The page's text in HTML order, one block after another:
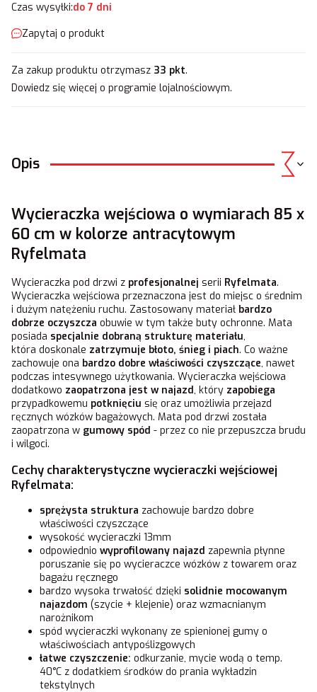
Czas wysyłki:do 7 dni
Zapytaj o produkt
Za zakup produktu otrzymasz 33 pkt.
Dowiedz się więcej o programie lojalnościowym.
Opis
Wycieraczka wejściowa o wymiarach 85 x
60 cm w kolorze antracytowym
Ryfelmata
Wycieraczka pod drzwi z profesjonalnej serii Ryfelmata.
Wycieraczka wejściowa przeznaczona jest do miejsc o średnim
i dużym natężeniu ruchu. Zastosowany materiał bardzo
dobrze oczyszcza obuwie w tym także buty ochronne. Mata
posiada specjalnie dobraną strukturę materiału,
która doskonale zatrzymuje błoto, śnieg i piach. Co ważne
zachowuje ona bardzo dobre właściwości czyszczące, nawet
podczas intesywnego użytkowania. Wycieraczka wejściowa
dodatkowo zaopatrzona jest w najazd, który zapobiega
przypadkowemu potknięciu się oraz umożliwia przejazd
ręcznych wózków bagażowych. Mata pod drzwi została
zaopatrzona w gumowy spód - przez co nie przepuszcza brudu
i wilgoci.
Cechy charakterystyczne wycieraczki wejściowej
Ryfelmata:
sprężysta struktura zachowuje bardzo dobre
właściwości czyszczące
wysokość wycieraczki 13mm
odpowiednio wyprofilowany najazd zapewnia płynne
poruszanie się po wycieraczce wózków z towarem oraz
bagażu ręcznego
bardzo wysoka trwałość dzięki solidnie mocowanym
najazdom (szycie + klejenie) oraz wzmacnianym
narożnikom
spód wycieraczki wykonany ze spienionej gumy o
właściwościach antypoślizgowych
łatwe czyszczenie: odkurzanie, mycie wodą o temp.
40°C z dodatkiem środków do prania wykładzin
tekstylnych